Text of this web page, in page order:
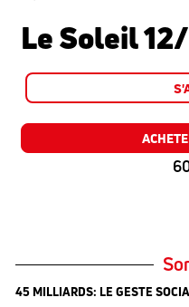
Le Soleil
45 MILLIARDS: LE GESTE